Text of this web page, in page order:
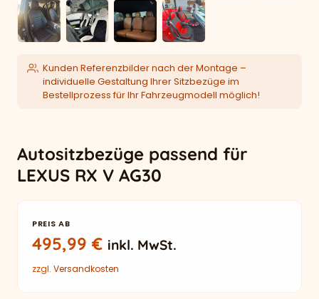
Kunden Referenzbilder nach der Montage –
individuelle Gestaltung Ihrer Sitzbezüge im
Bestellprozess für Ihr Fahrzeugmodell möglich!
Autositzbezüge passend für
LEXUS RX V AG30
PREIS AB
495,99€ inkl. MwSt.
zzgl. Versandkosten